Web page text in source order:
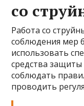
со
Работа со
соблюдения мер
использовать
средства
соблюдать
проводить